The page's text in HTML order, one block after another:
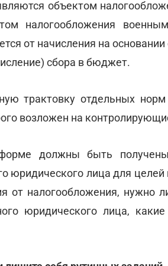
объектом
налогообложения
от начисления на
сбора в бюджет.
трактовку отдельных норм
возложен на
форме должны быть
юридического лица для
от налогообложения, нужно
юридического лица,